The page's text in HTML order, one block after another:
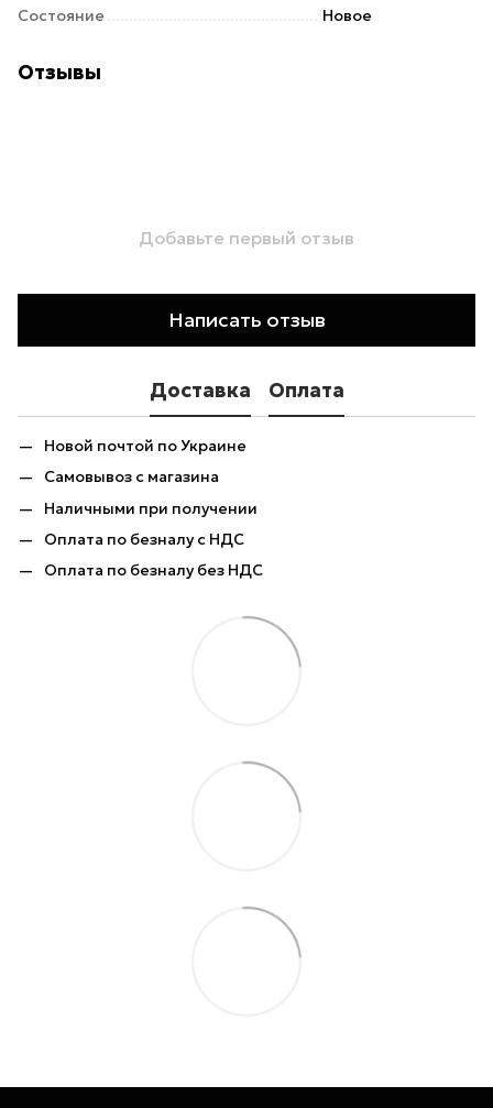
Состояние Новое
Отзывы
Добавьте первый отзыв
Написать отзыв
Доставка Оплата
Новой почтой по Украине
Самовывоз с магазина
Наличными при получении
Оплата по безналу с НДС
Оплата по безналу без НДС